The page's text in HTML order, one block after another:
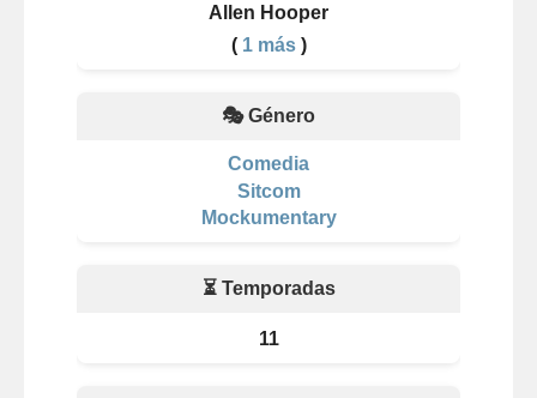
Allen Hooper
( 1 más)
🎭 Género
Comedia
Sitcom
Mockumentary
⏳ Temporadas
11